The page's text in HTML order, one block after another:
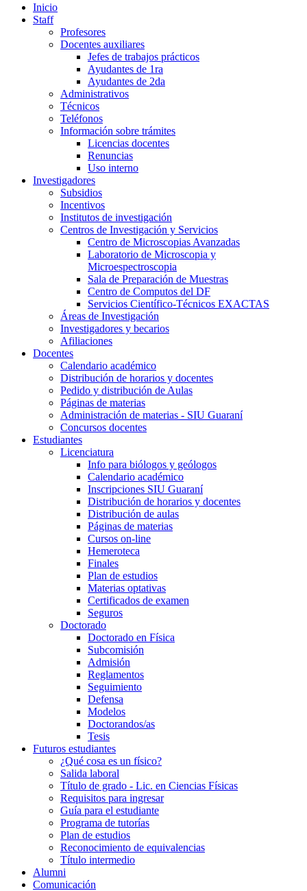
Inicio
Staff
Profesores
Docentes auxiliares
Jefes de trabajos prácticos
Ayudantes de 1ra
Ayudantes de 2da
Administrativos
Técnicos
Teléfonos
Información sobre trámites
Licencias docentes
Renuncias
Uso interno
Investigadores
Subsidios
Incentivos
Institutos de investigación
Centros de Investigación y Servicios
Centro de Microscopias Avanzadas
Laboratorio de Microscopia y
Microespectroscopia
Sala de Preparación de Muestras
Centro de Computos del DF
Servicios Científico-Técnicos EXACTAS
Áreas de Investigación
Investigadores y becarios
Afiliaciones
Docentes
Calendario académico
Distribución de horarios y docentes
Pedido y distribución de Aulas
Páginas de materias
Administración de materias - SIU Guaraní
Concursos docentes
Estudiantes
Licenciatura
Info para biólogos y geólogos
Calendario académico
Inscripciones SIU Guaraní
Distribución de horarios y docentes
Distribución de aulas
Páginas de materias
Cursos on-line
Hemeroteca
Finales
Plan de estudios
Materias optativas
Certificados de examen
Seguros
Doctorado
Doctorado en Física
Subcomisión
Admisión
Reglamentos
Seguimiento
Defensa
Modelos
Doctorandos/as
Tesis
Futuros estudiantes
¿Qué cosa es un físico?
Salida laboral
Título de grado - Lic. en Ciencias Físicas
Requisitos para ingresar
Guía para el estudiante
Programa de tutorías
Plan de estudios
Reconocimiento de equivalencias
Título intermedio
Alumni
Comunicación